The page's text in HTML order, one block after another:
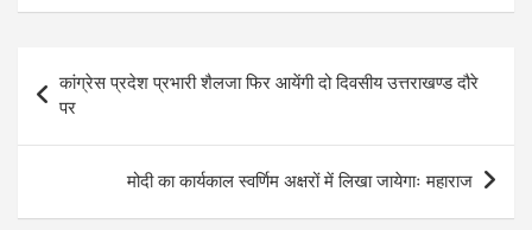
navigation
कांग्रेस प्रदेश प्रभारी शैलजा फिर आयेंगी दो दिवसीय उत्तराखण्ड दौरे
पर
मोदी का कार्यकाल स्वर्णिम अक्षरों में लिखा जायेगाः महाराज